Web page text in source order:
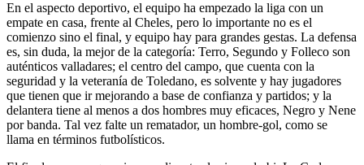
En el aspecto deportivo, el equipo ha empezado la liga con un
empate en casa, frente al Cheles, pero lo importante no es el
comienzo sino el final, y equipo hay para grandes gestas. La defensa
es, sin duda, la mejor de la categoría: Terro, Segundo y Folleco son
auténticos valladares; el centro del campo, que cuenta con la
seguridad y la veteranía de Toledano, es solvente y hay jugadores
que tienen que ir mejorando a base de confianza y partidos; y la
delantera tiene al menos a dos hombres muy eficaces, Negro y Nene
por banda. Tal vez falte un rematador, un hombre-gol, como se
llama en términos futbolísticos.